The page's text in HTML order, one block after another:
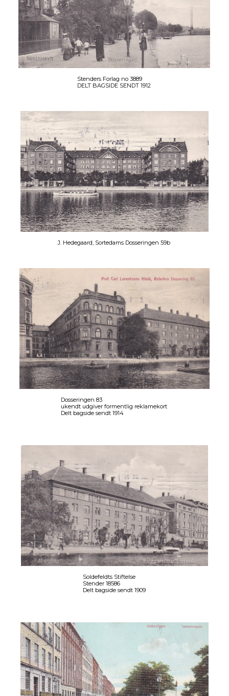
Stenders Forlag no 3889
DELT BAGSIDE SENDT 1912
J. Hedegaard, Sortedams Dosseringen 59b
Dosseringen 83
ukendt udgiver formentlig reklamekort
Delt bagside sendt 1914
Soldefeldts Stiftelse
Stender 18586
Delt bagside sendt 1909